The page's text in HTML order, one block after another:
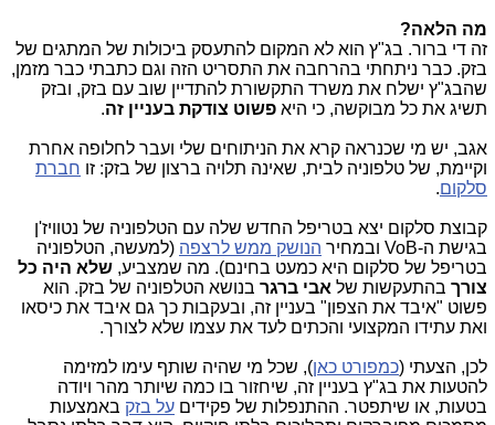
מה הלאה?
זה די ברור. בג"ץ הוא לא המקום להתעסק ביכולות של המתגים של
בזק. כבר ניתחתי בהרחבה את התסריט הזה וגם כתבתי כבר מזמן,
שהבג"ץ ישלח את משרד התקשורת להתדיין שוב עם בזק, ובזק
תשיג את כל מבוקשה, כי היא פשוט צודקת בעניין זה.
אגב, יש מי שכנראה קרא את הניתוחים שלי ועבר לחלופה אחרת
וקיימת, של טלפוניה לבית, שאינה תלויה ברצון של בזק: זו חברת
סלקום.
קבוצת סלקום יצא בטריפל החדש שלה עם הטלפוניה של נטוויז'ן
בגישת ה-VoB ובמחיר
הנושק ממש לרצפה (למעשה, הטלפוניה
בטריפל של סלקום היא כמעט בחינם). מה שמצביע, שלא היה כל
צורך בהתעקשות של אבי ברגר בנושא הטלפוניה של בזק. הוא
פשוט "איבד את הצפון" בעניין זה, ובעקבות כך גם איבד את כיסאו
ואת עתידו המקצועי והכתים לעד את עצמו שלא לצורך.
לכן, הצעתי (כמפורט כאן), שכל מי שהיה שותף עימו למזימה
להטעות את בג"ץ בעניין זה, שיחזור בו כמה שיותר מהר ויודה
בטעות, או שיתפטר. ההתנפלות של פקידים על בזק באמצעות